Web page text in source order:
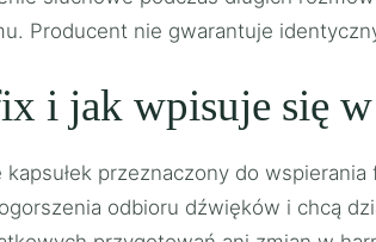
Producent nie gwarantuje
i jak wpisuje się
przeznaczony do
odbioru dźwięków i chcą